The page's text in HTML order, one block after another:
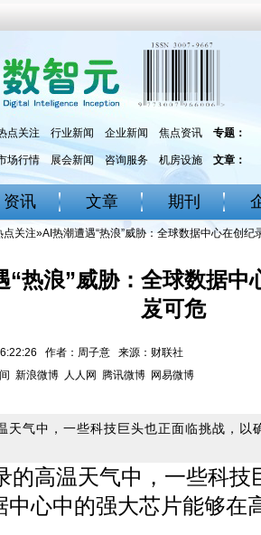
点关注 行业新闻 企业新闻 焦点资讯 专题：
场行情 展会新闻 咨询服务 机房设施 文章：
资讯 文章 期刊
点关注»AI热潮遭遇“热浪”威胁：全球数据中心在创纪
“热浪”威胁：全球数据中
岌可危
作者：周子意 来源：财联社
新浪微博 人人网 腾讯微博 网易微博
天气中，一些科技巨头也正面临挑战，以
的高温天气中，一些科技
中心中的强大芯片能够在